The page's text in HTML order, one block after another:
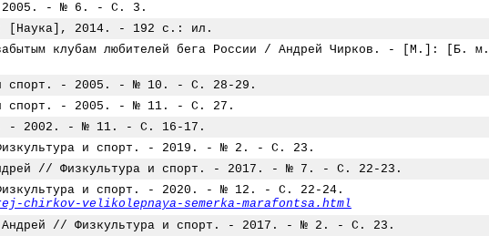
- 2005. - № 6. - С. 3.
[Наука], 2014. - 192 с.: ил.
клубам любителей бега России / Андрей Чирков. - [М.]:
и спорт. - 2005. - № 10. - С. 28-29.
и спорт. - 2005. - № 11. - С. 27.
- 2002. - № 11. - С. 16-17.
и спорт. - 2019. - № 2. - С. 23.
// Физкультура и спорт. - 2017. - № 7. - С. 22-23.
и спорт. - 2020. - № 12. - С. 22-24.
chirkov-velikolepnaya-semerka-marafontsa.html
Андрей // Физкультура и спорт. - 2017. - № 2. - С. 23.